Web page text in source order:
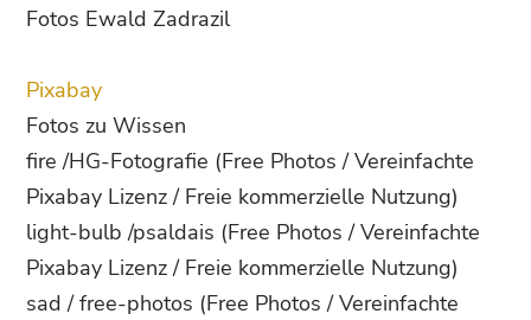
Fotos Ewald Zadrazil
Pixabay
Fotos zu Wissen
fire /HG-Fotografie (Free Photos / Vereinfachte
Pixabay Lizenz / Freie kommerzielle Nutzung)
light-bulb /psaldais (Free Photos / Vereinfachte
Pixabay Lizenz / Freie kommerzielle Nutzung)
sad / free-photos (Free Photos / Vereinfachte